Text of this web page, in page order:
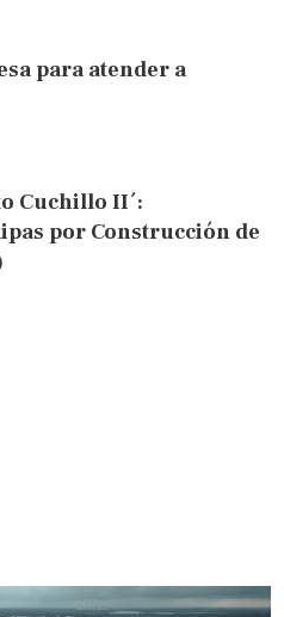
para atender a
Cuchillo II´:
por Construcción de